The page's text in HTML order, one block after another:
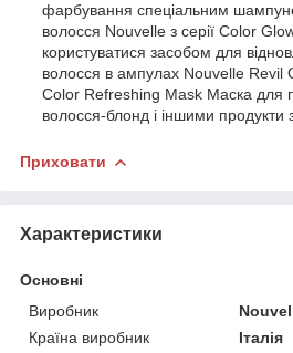
фарбування спеціальним
волосся Nouvelle з серії Color
користуватися засобом для
волосся в ампулах Nouvelle Revil
Color Refreshing Mask Маска для
волосся-блонд і іншими продукти з
Приховати
Характеристики
Основні
Виробник
Країна виробник
Італія